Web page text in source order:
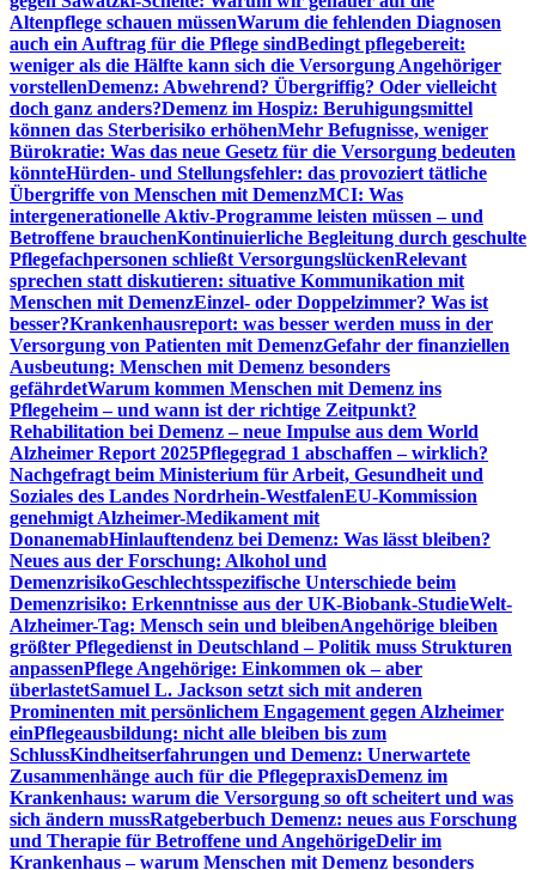
Altenpflege schauen müssenWarum die fehlenden Diagnosen
auch ein Auftrag für die Pflege sindBedingt pflegebereit:
weniger als die Hälfte kann sich die Versorgung Angehöriger
vorstellenDemenz: Abwehrend? Übergriffig? Oder vielleicht
doch ganz anders?Demenz im Hospiz: Beruhigungsmittel
können das Sterberisiko erhöhenMehr Befugnisse, weniger
Bürokratie: Was das neue Gesetz für die Versorgung bedeuten
könnteHürden- und Stellungsfehler: das provoziert tätliche
Übergriffe von Menschen mit DemenzMCI: Was
intergenerationelle Aktiv-Programme leisten müssen – und
Betroffene brauchenKontinuierliche Begleitung durch geschulte
Pflegefachpersonen schließt VersorgungslückenRelevant
sprechen statt diskutieren: situative Kommunikation mit
Menschen mit DemenzEinzel- oder Doppelzimmer? Was ist
besser?Krankenhausreport: was besser werden muss in der
Versorgung von Patienten mit DemenzGefahr der finanziellen
Ausbeutung: Menschen mit Demenz besonders
gefährdetWarum kommen Menschen mit Demenz ins
Pflegeheim – und wann ist der richtige Zeitpunkt?
Rehabilitation bei Demenz – neue Impulse aus dem World
Alzheimer Report 2025Pflegegrad 1 abschaffen – wirklich?
Nachgefragt beim Ministerium für Arbeit, Gesundheit und
Soziales des Landes Nordrhein-WestfalenEU-Kommission
genehmigt Alzheimer-Medikament mit
DonanemabHinlauftendenz bei Demenz: Was lässt bleiben?
Neues aus der Forschung: Alkohol und
DemenzrisikoGeschlechtsspezifische Unterschiede beim
Demenzrisiko: Erkenntnisse aus der UK-Biobank-StudieWelt-
Alzheimer-Tag: Mensch sein und bleibenAngehörige bleiben
größter Pflegedienst in Deutschland – Politik muss Strukturen
anpassenPflege Angehörige: Einkommen ok – aber
überlastetSamuel L. Jackson setzt sich mit anderen
Prominenten mit persönlichem Engagement gegen Alzheimer
einPflegeausbildung: nicht alle bleiben bis zum
SchlussKindheitserfahrungen und Demenz: Unerwartete
Zusammenhänge auch für die PflegepraxisDemenz im
Krankenhaus: warum die Versorgung so oft scheitert und was
sich ändern mussRatgeberbuch Demenz: neues aus Forschung
und Therapie für Betroffene und AngehörigeDelir im
Krankenhaus – warum Menschen mit Demenz besonders